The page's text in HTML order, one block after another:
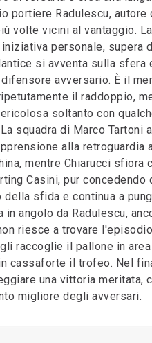
portiere Radulescu,
volte vicini al vantaggio.
personale, supera
si avventa sulla sfera
avversario. È il
il raddoppio,
soltanto con
squadra di Marco Tartoni
alla retroguardia
mentre Chiarucci sfiora
Casini, pur
sfida e continua a
angolo da Radulescu,
riesce a trovare
raccoglie il pallone in
cassaforte il trofeo. Nel
una vittoria meritata,
migliore degli avversari.